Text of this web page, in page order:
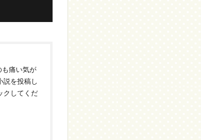
も痛い気が
説を投稿し
クしてくだ